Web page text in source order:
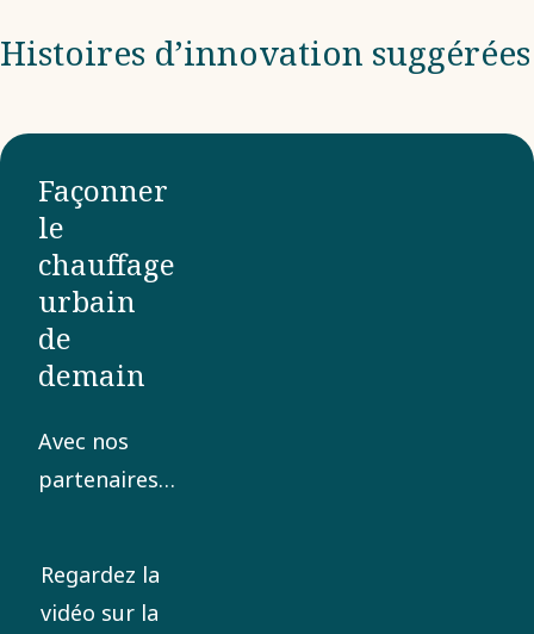
Histoires d’innovation suggérées
Façonner
le
chauffage
urbain
de
demain
Avec nos
partenaires,
transition
Regardez la
vidéo sur la